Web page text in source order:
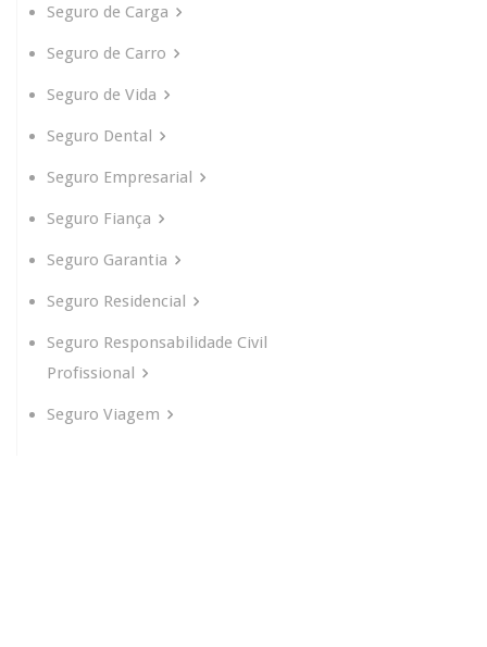
Seguro de Carga
Seguro de Carro
Seguro de Vida
Seguro Dental
Seguro Empresarial
Seguro Fiança
Seguro Garantia
Seguro Residencial
Seguro Responsabilidade Civil
Profissional
Seguro Viagem